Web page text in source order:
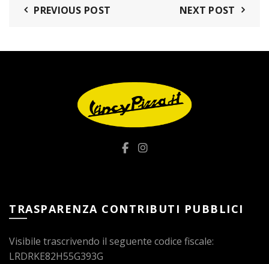
PREVIOUS POST NEXT POST
TRASPARENZA CONTRIBUTI PUBBLICI
Visibile trascrivendo il seguente codice fiscale:
LRDRKE82H55G393G